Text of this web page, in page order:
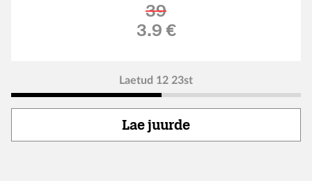
39
Soodushind
3.9 €
Laetud 12 23st
Lae juurde